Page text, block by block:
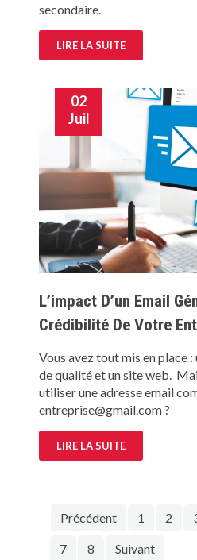
secondaire.
LIRE LA SUITE
02
Juil
L’impact D’un Email
Crédibilité De Votre
Vous avez tout mis en place :
de qualité et un site web.
utiliser une adresse email
entreprise@gmail.com ?
LIRE LA SUITE
Précédent 1 2
7 8 Suivant